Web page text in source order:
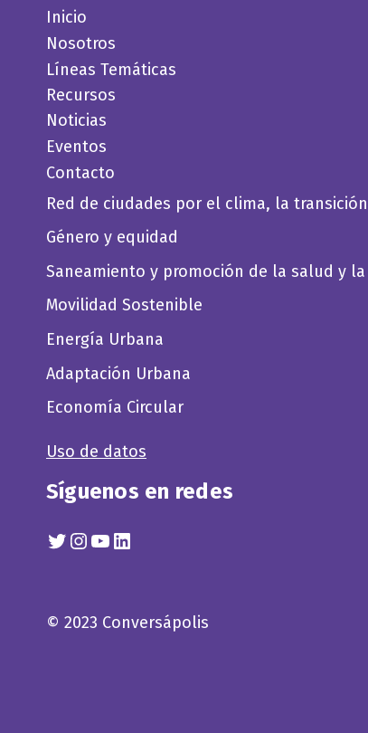
Inicio
Nosotros
Líneas Temáticas
Recursos
Noticias
Eventos
Contacto
Red de ciudades por el clima, la
Género y equidad
Saneamiento y promoción de la salud y la
Movilidad Sostenible
Energía Urbana
Adaptación Urbana
Economía Circular
Uso de datos
Síguenos en redes
Twitter
Instagram
YouTube
Linkedin
© 2023 Conversápolis